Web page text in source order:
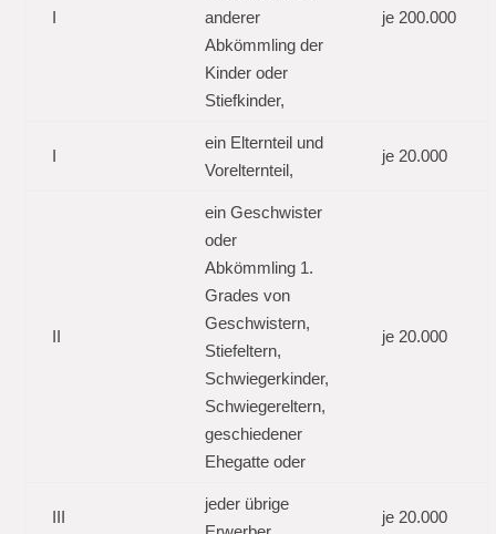
I
anderer
Abkömmling der
Kinder oder
Stiefkinder,
je 200.000
I
ein Elternteil und
Vorelternteil,
je 20.000
II
ein Geschwister
oder
Abkömmling 1.
Grades von
Geschwistern,
Stiefeltern,
Schwiegerkinder,
Schwiegereltern,
geschiedener
Ehegatte oder
je 20.000
III
jeder übrige
je 20.000